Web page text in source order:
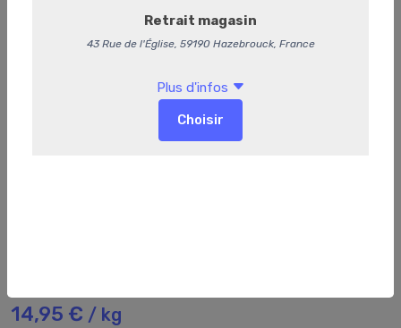
14,95 € / kg